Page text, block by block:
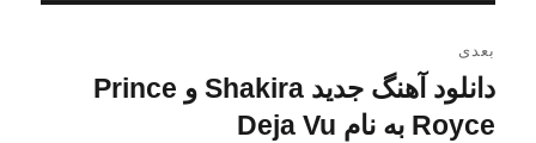
بعدی
نوشته
بعدی:
دانلود آهنگ جدید Shakira و Prince
Royce به نام Deja Vu